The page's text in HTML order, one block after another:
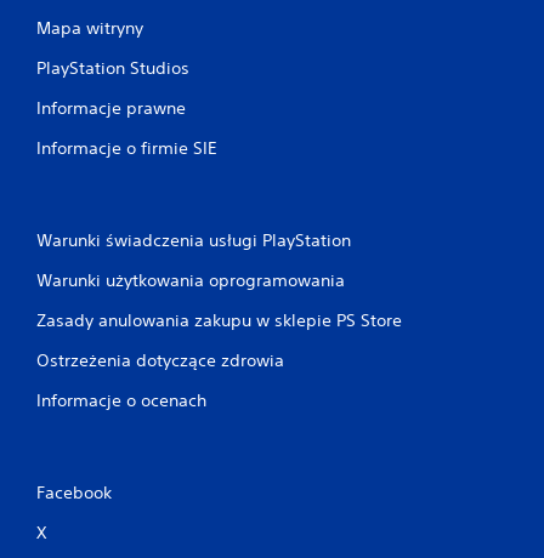
Mapa witryny
PlayStation Studios
Informacje prawne
Informacje o firmie SIE
Warunki świadczenia usługi PlayStation
Warunki użytkowania oprogramowania
Zasady anulowania zakupu w sklepie PS Store
Ostrzeżenia dotyczące zdrowia
Informacje o ocenach
Facebook
X